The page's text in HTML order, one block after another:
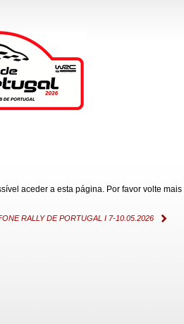
aceder a esta página. Por favor volte mais
RALLY DE PORTUGAL I 7-10.05.2026